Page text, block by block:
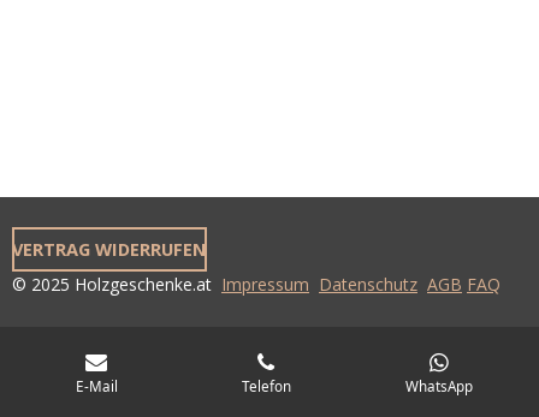
VERTRAG WIDERRUFEN
© 2025 Holzgeschenke.at Impressum Datenschutz AGB FAQ
E-Mail Telefon WhatsApp